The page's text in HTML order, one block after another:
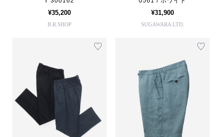
¥35,200
B.R.SHOP
¥31,900
SUGAWARA LTD.